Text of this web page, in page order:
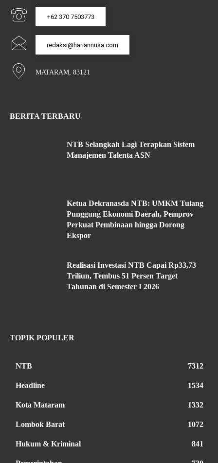
+62 370 7503773
redaksi@hariannusa.com
MATARAM, 83121
BERITA TERBARU
NTB Selangkah Lagi Terapkan Sistem
Manajemen Talenta ASN
Ketua Dekranasda NTB: UMKM Tulang
Punggung Ekonomi Daerah, Pemprov
Perkuat Pembinaan hingga Dorong
Ekspor
Realisasi Investasi NTB Capai Rp33,73
Triliun, Tembus 51 Persen Target
Tahunan di Semester I 2026
TOPIK POPULER
NTB 7312
Headline 1534
Kota Mataram 1332
Lombok Barat 1072
Hukum & Kriminal 841